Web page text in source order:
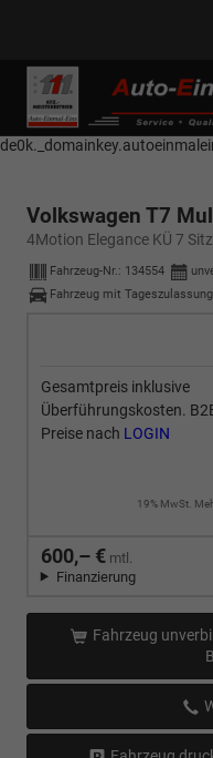
------------ Host Name :
selector1-aee-
Name : selector2._domainkey
Volkswagen T7
4Motion Elegance KÜ 7
Fahrzeug-Nr.: 134554
Fahrzeug mit Tageszulassung
Gesamtpreis inklusive
Überführungskosten.
Preise nach LOGIN
19% MwSt.
600,– € mtl.
Finanzierung
Fahrzeug